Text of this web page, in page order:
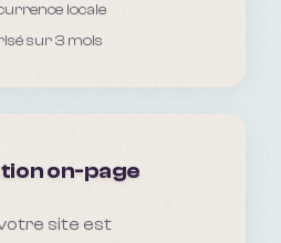
locale
sur 3 mois
on-page
site est